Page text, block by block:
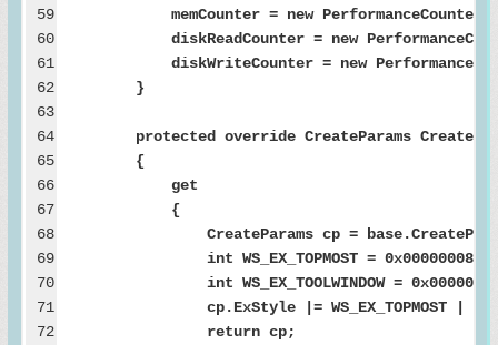
59
60
61
62
63
64
65
66
67
68
69
70
71
72
memCounter = new
diskReadCounter = new
diskWriteCounter = new
}
protected override CreateParams
{
get
{
CreateParams cp =
int WS_EX_TOPMOST = 0x00000008;
int WS_EX_TOOLWINDOW =
cp.ExStyle |= WS_EX_TOPMOST |
return cp;